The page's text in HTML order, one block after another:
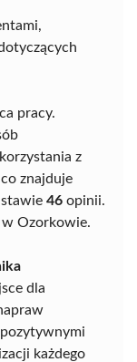
pracy.
z
znajduje
46 opinii.
Ozorkowie.
dla
każdego